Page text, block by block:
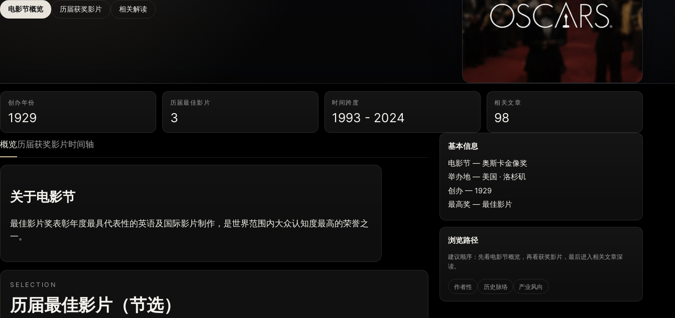
电影节概览 历届获奖影片 相关解读
创办年份
1929
历届最佳影片
3
时间跨度
1993 - 2024
相关文章
98
概览历届获奖影片时间轴
关于电影节
最佳影片奖表彰年度最具代表性的英语及国际影片制作，是世界范围内大众认知度最高的荣誉之
一。
SELECTION
历届最佳影片（节选）
基本信息
电影节 — 奥斯卡金像奖
举办地 — 美国 · 洛杉矶
创办 — 1929
最高奖 — 最佳影片
浏览路径
建议顺序：先看电影节概览，再看获奖影片，最后进入相关文章深
读。
作者性 历史脉络 产业风向